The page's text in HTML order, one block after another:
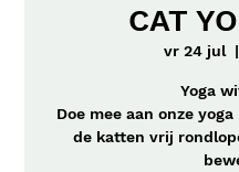
CAT
vr 24 jul
  |
Yoga
Doe mee aan onze
de katten vrij